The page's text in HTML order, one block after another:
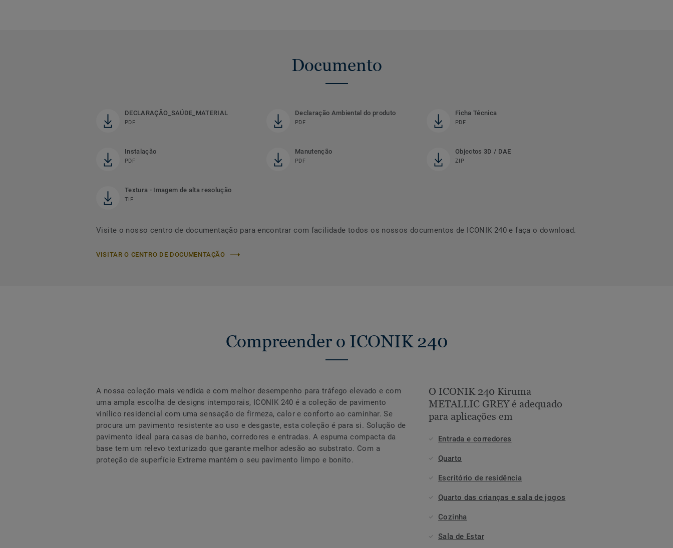
Documento
DECLARAÇÃO_SAÚDE_MATERIAL
PDF
Declaração Ambiental do produto
PDF
Ficha Técnica
PDF
Instalação
PDF
Manutenção
PDF
Objectos 3D / DAE
ZIP
Textura - Imagem de alta resolução
TIF
Visite o nosso centro de documentação para encontrar com facilidade todos os nossos documentos de ICONIK 240 e faça o download.
VISITAR O CENTRO DE DOCUMENTAÇÃO
Compreender o ICONIK 240
A nossa coleção mais vendida e com melhor desempenho para tráfego elevado e com
uma ampla escolha de designs intemporais, ICONIK 240 é a coleção de pavimento
vinílico residencial com uma sensação de firmeza, calor e conforto ao caminhar. Se
procura um pavimento resistente ao uso e desgaste, esta coleção é para si. Solução de
pavimento ideal para casas de banho, corredores e entradas. A espuma compacta da
base tem um relevo texturizado que garante melhor adesão ao substrato. Com a
proteção de superfície Extreme mantém o seu pavimento limpo e bonito.
O ICONIK 240 Kiruma
METALLIC GREY é adequado
para aplicações em
Entrada e corredores
Quarto
Escritório de residência
Quarto das crianças e sala de jogos
Cozinha
Sala de Estar